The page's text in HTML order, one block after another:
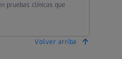
pruebas clínicas que
Volver arriba